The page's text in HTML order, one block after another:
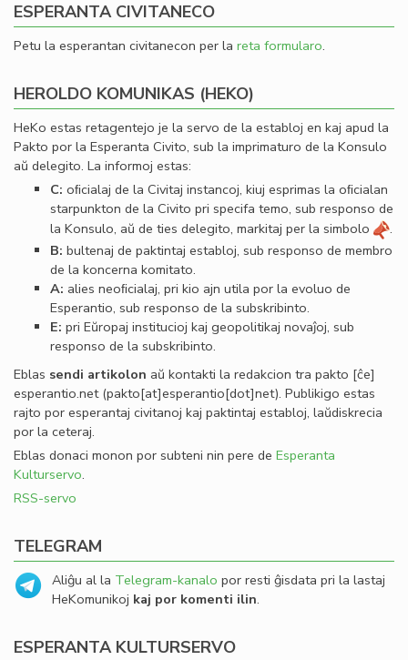
ESPERANTA CIVITANECO
Petu la esperantan civitanecon per la reta formularo.
HEROLDO KOMUNIKAS (HEKO)
HeKo estas retagentejo je la servo de la establoj en kaj apud la
Pakto por la Esperanta Civito, sub la imprimaturo de la Konsulo
aŭ delegito. La informoj estas:
C: oﬁcialaj de la Civitaj instancoj, kiuj esprimas la oﬁcialan
starpunkton de la Civito pri specifa temo, sub responso de
la Konsulo, aŭ de ties delegito, markitaj per la simbolo
.
B: bultenaj de paktintaj establoj, sub responso de membro
de la koncerna komitato.
A: alies neoﬁcialaj, pri kio ajn utila por la evoluo de
Esperantio, sub responso de la subskribinto.
E: pri Eŭropaj institucioj kaj geopolitikaj novaĵoj, sub
responso de la subskribinto.
Eblas sendi artikolon aŭ kontakti la redakcion tra pakto [ĉe]
esperantio.net(pakto[at]esperantio[dot]net). Publikigo estas
rajto por esperantaj civitanoj kaj paktintaj establoj, laŭdiskrecia
por la ceteraj.
Eblas donaci monon por subteni nin pere de Esperanta
Kulturservo.
RSS-servo
TELEGRAM
Aliĝu al la Telegram-kanalo por resti ĝisdata pri la lastaj
HeKomunikoj kaj por komenti ilin.
ESPERANTA KULTURSERVO